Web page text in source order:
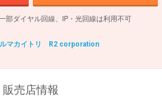
部ダイヤル回線、IP・光回線は利用不可
マカイトリ R2 corporation
販売店情報